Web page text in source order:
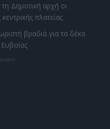
Δημοτική αρχή οι
πλατείας
βραδιά για τα δέκα
-